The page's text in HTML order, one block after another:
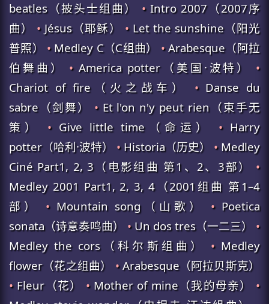
beatles（披头士组曲） •Intro 2007（2007序
曲） •Jésus（耶稣） •Let the sunshine（阳光
普照） •Medley C（C组曲） •Arabesque（阿拉
伯舞曲） •America potter（美国·波特） •
Chariot of fire（火之战车） •Danse du
sabre（剑舞） •Et l'on n'y peut rien（束手无
策） •Give little time（命运） •Harry
potter（哈利·波特） •Historia（历史） •Medley
Ciné Part1, 2, 3（电影组曲 第1、2、3部） •
Medley 2001 Part1, 2, 3, 4（2001组曲 第1–4
部） •Mountain song（山歌） •Poetica
sonata（诗意奏鸣曲） •Un dos tres（一二三） •
Medley the cors（科尔斯组曲） •Medley
flower（花之组曲） •Arabesque（阿拉贝斯克）
•Fleur（花） •Mother of mine（我的母亲） •